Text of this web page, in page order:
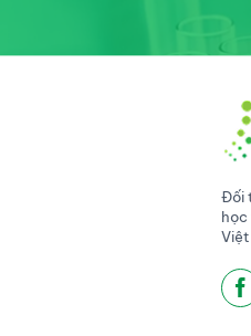
Đối
học